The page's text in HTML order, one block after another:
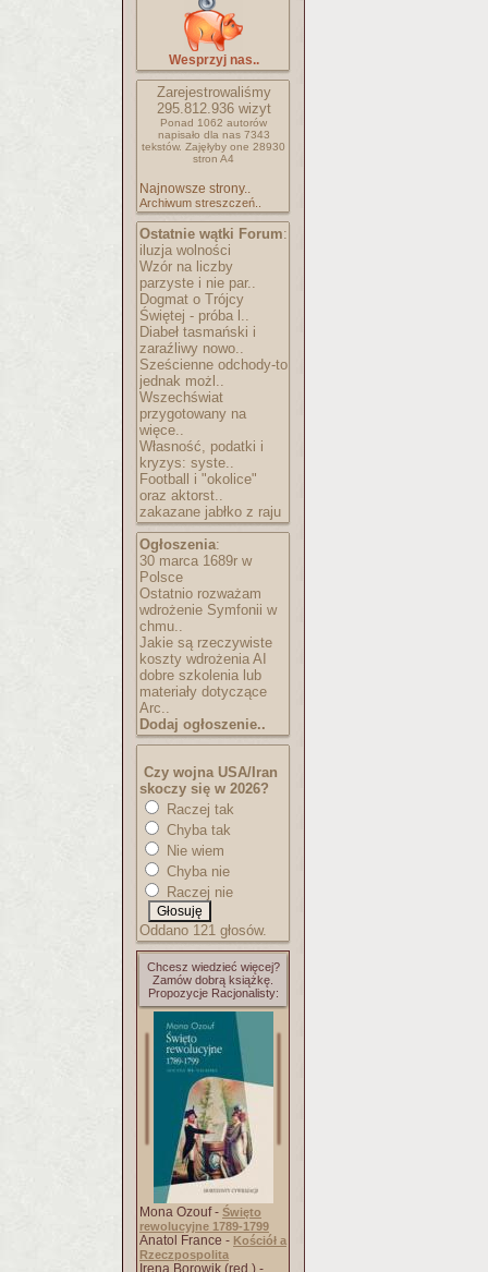
Wesprzyj nas..
Zarejestrowaliśmy
295.812.936wizyt
Ponad 1062 autorów
napisało dla nas 7343
tekstów. Zajęłyby one 28930
stron A4
Najnowsze strony..
Archiwum streszczeń..
Ostatnie wątki Forum:
iluzja wolności
Wzór na liczby
parzyste i nie par..
Dogmat o Trójcy
Świętej - próba l..
Diabeł tasmański i
zaraźliwy nowo..
Sześcienne odchody-to
jednak możl..
Wszechświat
przygotowany na
więce..
Własność, podatki i
kryzys: syste..
Football i "okolice"
oraz aktorst..
zakazane jabłko z raju
Ogłoszenia:
30 marca 1689r w
Polsce
Ostatnio rozważam
wdrożenie Symfonii w
chmu..
Jakie są rzeczywiste
koszty wdrożenia AI
dobre szkolenia lub
materiały dotyczące
Arc..
Dodaj ogłoszenie..
Czy wojna USA/Iran
skoczy się w 2026?
Raczej tak
Chyba tak
Nie wiem
Chyba nie
Raczej nie
Oddano 121 głosów.
Chcesz wiedzieć więcej?
Zamów dobrą książkę.
Propozycje Racjonalisty:
Mona Ozouf - Święto
rewolucyjne 1789-1799
Anatol France - Kościół a
Rzeczpospolita
Irena Borowik (red.) -